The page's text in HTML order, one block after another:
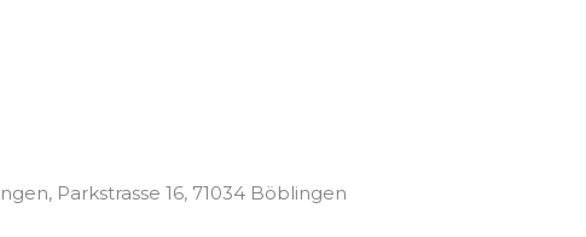
Parkstrasse 16, 71034 Böblingen